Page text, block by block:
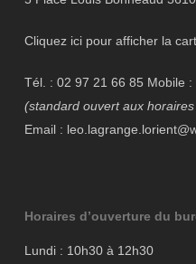
Cliquez ici pour afficher la
Tél. : 02 97 21 66 85 Mobile
(standard ouvert aux
Email :
Horaires d’ouverture du
Lundi : 10h30 à 12h30